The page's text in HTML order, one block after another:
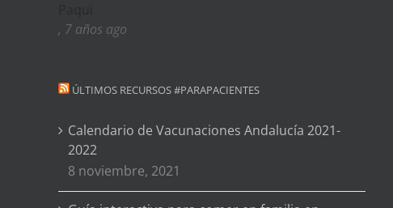
, 7 años ago
ÚLTIMOS RECURSOS #PARAPACIENTES
Calendario de Vacunaciones Andalucía 2021-
2022
8 noviembre, 2021